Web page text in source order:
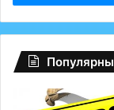
Регионам